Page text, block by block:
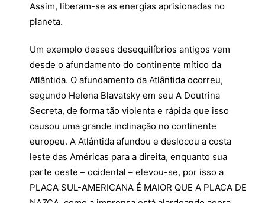
Assim, liberam-se as energias aprisionadas no
planeta.
Um exemplo desses desequilíbrios antigos vem
desde o afundamento do continente mítico da
Atlântida. O afundamento da Atlântida ocorreu,
segundo Helena Blavatsky em seu A Doutrina
Secreta, de forma tão violenta e rápida que isso
causou uma grande inclinação no continente
europeu. A Atlântida afundou e deslocou a costa
leste das Américas para a direita, enquanto sua
parte oeste – ocidental – elevou-se, por isso a
PLACA SUL-AMERICANA É MAIOR QUE A PLACA DE